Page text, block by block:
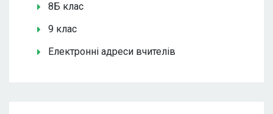
8Б клас
9 клас
Електронні адреси вчителів